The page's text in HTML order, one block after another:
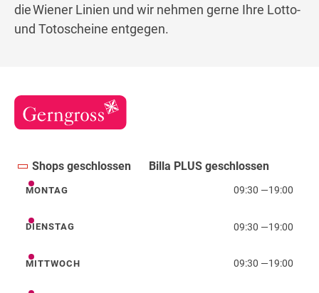
die Wiener Linien und wir nehmen gerne Ihre Lotto-
und Totoscheine entgegen.
Shops geschlossen Billa PLUS geschlossen
Montag
MONTAG 09:30 —19:00
Dienstag
DIENSTAG 09:30 —19:00
Mittwoch
MITTWOCH 09:30 —19:00